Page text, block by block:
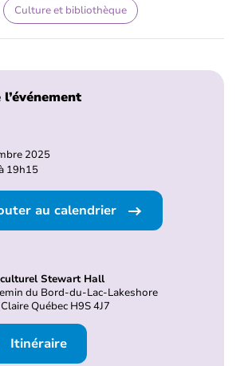
Culture et bibliothèque
2025
19h15
au calendrier
Stewart Hall
du Bord-du-Lac-Lakeshore
Québec H9S 4J7
Itinéraire